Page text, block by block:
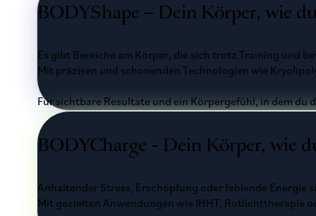
BODYShape – Dein Körper, wie
Es gibt Bereiche am Körper, die sich trotz Training und
Mit präzisen und schonenden Technologien wie
Für sichtbare Resultate und ein Körpergefühl, in dem du
BODYCharge - Dein Körper, wie
Anhaltender Stress, Erschöpfung oder fehlende Energie
Mit gezielten Anwendungen wie IHHT, Rotlichttherapie